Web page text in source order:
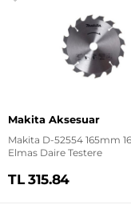
Makita Aksesuar
Makita D-52554 165mm
Elmas Daire Testere
TL 315.84